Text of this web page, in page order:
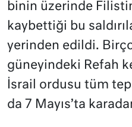
binin üzerinde
kaybettiği bu
yerinden edildi.
güneyindeki Refah
İsrail ordusu tüm
da 7 Mayıs’ta